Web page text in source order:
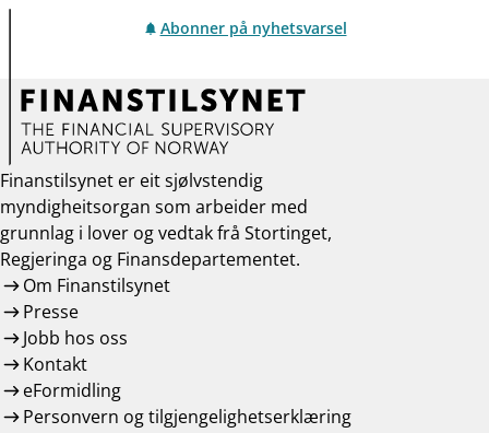
Abonner på nyhetsvarsel
Finanstilsynet er eit sjølvstendig
myndigheitsorgan som arbeider med
grunnlag i lover og vedtak frå Stortinget,
Regjeringa og Finansdepartementet.
Om Finanstilsynet
Presse
Jobb hos oss
Kontakt
eFormidling
Personvern og tilgjengelighetserklæring